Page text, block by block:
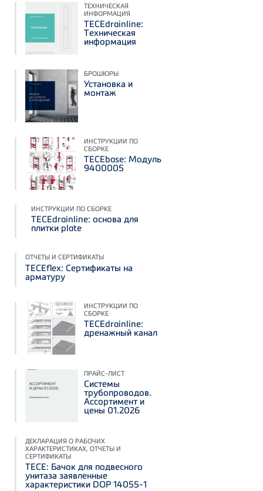
ТЕХНИЧЕСКАЯ
ИНФОРМАЦИЯ
TECEdrainline:
Техническая
информация
БРОШЮРЫ
Установка и
монтаж
ИНСТРУКЦИИ ПО
СБОРКЕ
TECEbase: Модуль
9400005
ИНСТРУКЦИИ ПО СБОРКЕ
TECEdrainline: основа для
плитки plate
ОТЧЕТЫ И СЕРТИФИКАТЫ
ТЕСЕflex: Сертификаты на
арматуру
ИНСТРУКЦИИ ПО
СБОРКЕ
TECEdrainline:
дренажный канал
ПРАЙС-ЛИСТ
Системы
трубопроводов.
Ассортимент и
цены 01.2026
ДЕКЛАРАЦИЯ О РАБОЧИХ
ХАРАКТЕРИСТИКАХ, ОТЧЕТЫ И
СЕРТИФИКАТЫ
TECE: Бачок для подвесного
унитаза заявленные
характеристики DOP 14055-1